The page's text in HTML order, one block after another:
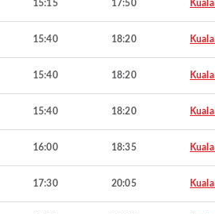
15:15 17:50
15:40 18:20
15:40 18:20
15:40 18:20
16:00 18:35
17:30 20:05